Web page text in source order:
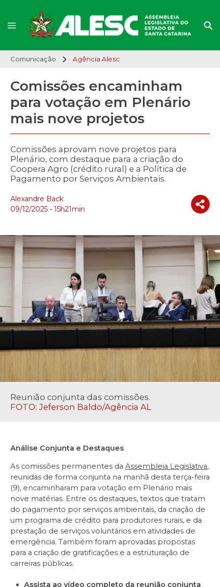
Comunicação Agência Alesc
Comissões encaminham
para votação em Plenário
mais nove projetos
Comissões aprovam nove projetos para
Plenário, com destaque para a criação do
Coopera Agro (crédito rural) e a Política de
Pagamento por Serviços Ambientais.
Alexandre Back
09/12/2025 - 15h21min
Reunião conjunta das comissões.
FOTO: Jeferson Baldo/Agência AL
Análise Conjunta e Destaques
As comissões permanentes da Assembleia Legislativa,
reunidas de forma conjunta na manhã desta terça-feira
(9), encaminharam para votação em Plenário mais
nove matérias. Entre os destaques, textos que tratam
do pagamento por serviços ambientais, da criação de
um programa de crédito para produtores rurais, e da
prestação de serviços voluntários em atividades de
emergência. Também foram aprovadas propostas
para a criação de gratificações e a estruturação de
carreiras públicas.
Assista ao vídeo completo da reunião conjunta